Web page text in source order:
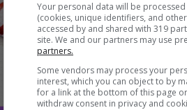
Your personal data will be
(cookies, unique identifiers, and
accessed by and shared with 319
site. We and our partners may use
partners.
Some vendors may process your
interest, which you can object to by
for a link at the bottom of this page
withdraw consent in privacy and